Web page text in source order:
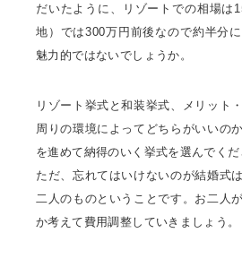
だいたように、リゾートでの相場は
地）では300万円前後なので約半分
魅力的ではないでしょうか。
リゾート挙式と和装挙式、メリット
周りの環境によってどちらがいいの
を進めて納得のいく挙式を選んでくだ
ただ、忘れてはいけないのが結婚式
二人のものということです。お二人
か考えて費用調整していきましょう。